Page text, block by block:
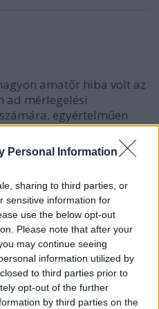
Personal Information
sharing to third parties, or
sensitive information for
use the below opt-out
Please note that after your
may continue seeing
information utilized by
to third parties prior to
opt-out of the further
by third parties on the
amatőr hiba volt az
ad mérlegelési
egyértelműen
KELL kiaszabni. Az
a 11 hátralevő
volna azzal az 5
a buliból nem
jön. De nem, ők